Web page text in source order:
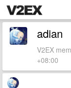
adian
V2EX
+08:00